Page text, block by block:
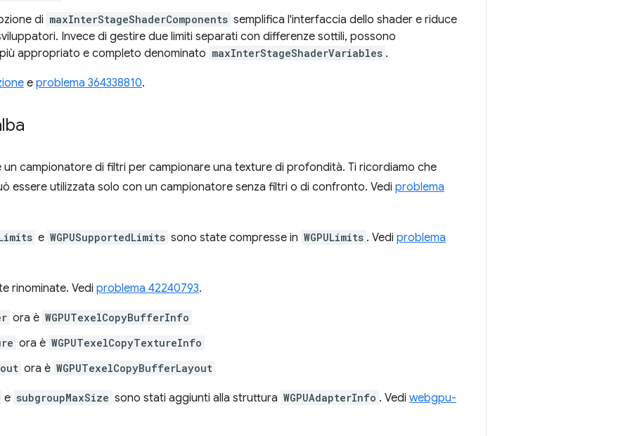
di maxInterStageShaderComponents semplifica l'interfaccia dello shader e riduce
Invece di gestire due limiti separati con differenze sottili, possono
appropriato e completo denominato maxInterStageShaderVariables .
e problema 364338810.
un campionatore di filtri per campionare una texture di profondità. Ti ricordiamo che
essere utilizzata solo con un campionatore senza filtri o di confronto. Vedi problema
e WGPUSupportedLimits sono state compresse in WGPULimits . Vedi problema
rinominate. Vedi problema 42240793.
ora è WGPUTexelCopyBufferInfo
ora è WGPUTexelCopyTextureInfo
ora è WGPUTexelCopyBufferLayout
e subgroupMaxSize sono stati aggiunti alla struttura WGPUAdapterInfo . Vedi webgpu-